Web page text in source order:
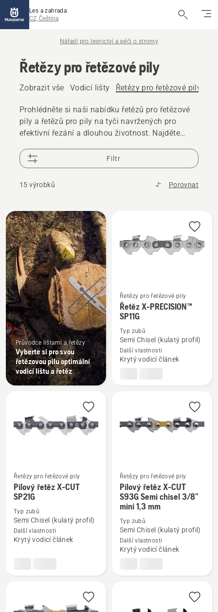
Les a zahrada
CZ, Čeština
Nářadí pro lesnictví a péči o stromy
Řetězy pro řetězové pily
Zobrazit vše Vodicí lišty Řetězy pro řetězové pily
Prohlédněte si naši nabídku řetězů pro řetězové
pily a řetězů pro pily na tyči navržených pro
efektivní řezání a dlouhou životnost. Najděte
vyvětvovací pilu, ať už řežete palivové dřevo,
věnujete se péči o stromy nebo se pouštíte do
profesionální lesnické práce.
Filtr
15 výrobků Porovnat
Všechny
výrobky
Průvodce lištami a řetězy
Vyberte si pro svou
řetězovou pilu optimální
vodicí lištu a řetěz
Zobrazit
více
informací
Řetěz
Řetězy pro řetězové pily
Řetěz X-PRECISION™
SP11G
Typ zubů
Semi Chisel (kulatý profil)
Další vlastnosti
Krytý vodicí článek
Zobrazit
více
informací
Pilový
Řetězy pro řetězové pily
Pilový řetěz X-CUT
SP21G
Typ zubů
Semi Chisel (kulatý profil)
Další vlastnosti
Krytý vodicí článek
Zobrazit
více
informací
Pilový
řetěz
Řetězy pro řetězové pily
Pilový řetěz X-CUT
S93G Semi chisel 3/8”
mini 1,3 mm
Typ zubů
Semi Chisel (kulatý profil)
Další vlastnosti
Krytý vodicí článek